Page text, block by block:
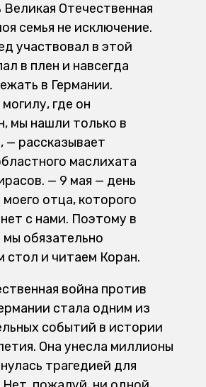
Великая Отечественная
семья не исключение.
участвовал в этой
в плен и навсегда
в Германии.
где он
мы нашли только в
— рассказывает
маслихата
— 9 мая — день
отца, которого
с нами. Поэтому в
мы обязательно
стол и читаем Коран.
война против
стала одним из
событий в истории
Она унесла миллионы
трагедией для